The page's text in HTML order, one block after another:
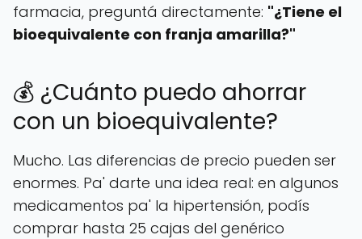
farmacia, preguntá directamente: "¿Tiene el
bioequivalente con franja amarilla?"
💰 ¿Cuánto puedo ahorrar
con un bioequivalente?
Mucho. Las diferencias de precio pueden ser
enormes. Pa' darte una idea real: en algunos
medicamentos pa' la hipertensión, podís
comprar hasta 25 cajas del genérico